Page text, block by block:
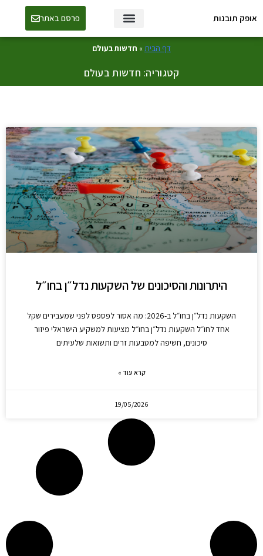
אופק תובנות פרסם באתר
דף הבית» חדשות בעולם
קטגוריה: חדשות בעולם
היתרונות והסיכונים של השקעות נדל״ן בחו״ל
השקעות נדל״ן בחו״ל ב-2026: מה אסור לפספס לפני שמעבירים שקל
אחד לחו״ל השקעות נדל״ן בחו״ל מציעות למשקיע הישראלי פיזור
סיכונים, חשיפה למטבעות זרים ותשואות שלעיתים
קרא עוד »
19/05/2026